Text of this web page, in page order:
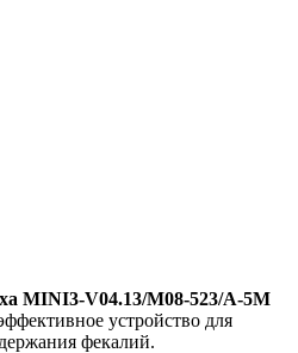
MINI3-V04.13/M08-523/A-5M
устройство для
фекалий.